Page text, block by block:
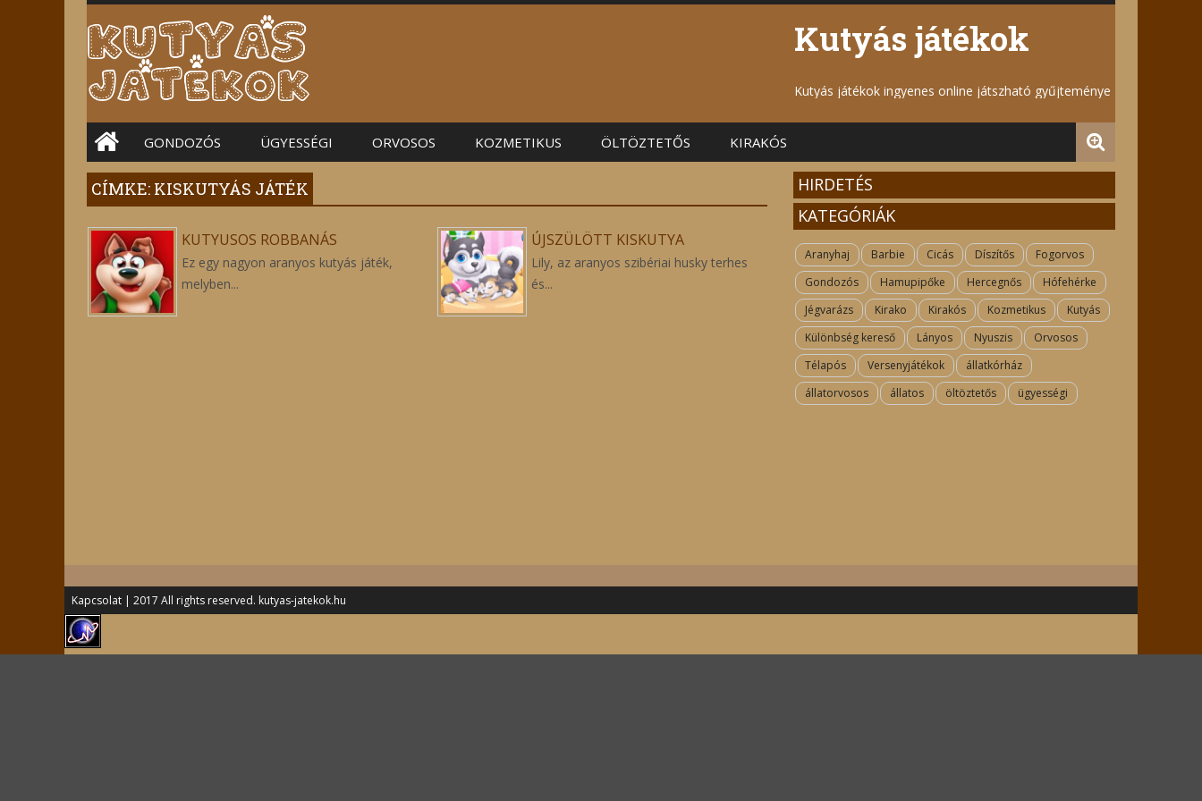
Kutyás játékok
Kutyás játékok ingyenes online játszható gyűjteménye
Main menu
GONDOZÓS ÜGYESSÉGI ORVOSOS KOZMETIKUS ÖLTÖZTETŐS KIRAKÓS
CÍMKE: KISKUTYÁS JÁTÉK
KUTYUSOS ROBBANÁS
Ez egy nagyon aranyos kutyás játék,
melyben...
ÚJSZÜLÖTT KISKUTYA
Lily, az aranyos szibériai husky terhes
és...
HIRDETÉS
KATEGÓRIÁK
Aranyhaj Barbie Cicás Díszítős
Fogorvos
Gondozós
Hamupipőke Hercegnős
Hófehérke
Jégvarázs
Kirako Kirakós Kozmetikus
Kutyás
Különbség kereső
Lányos Nyuszis
Orvosos
Télapós
Versenyjátékok
állatkórház
állatorvosos
állatos öltöztetős ügyességi
Kapcsolat | 2017 All rights reserved. kutyas-jatekok.hu